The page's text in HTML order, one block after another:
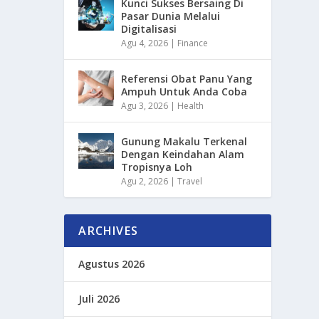
Kunci Sukses Bersaing Di
Pasar Dunia Melalui
Digitalisasi
Agu 4, 2026 | Finance
Referensi Obat Panu Yang
Ampuh Untuk Anda Coba
Agu 3, 2026 | Health
Gunung Makalu Terkenal
Dengan Keindahan Alam
Tropisnya Loh
Agu 2, 2026 |Travel
ARCHIVES
Agustus 2026
Juli 2026